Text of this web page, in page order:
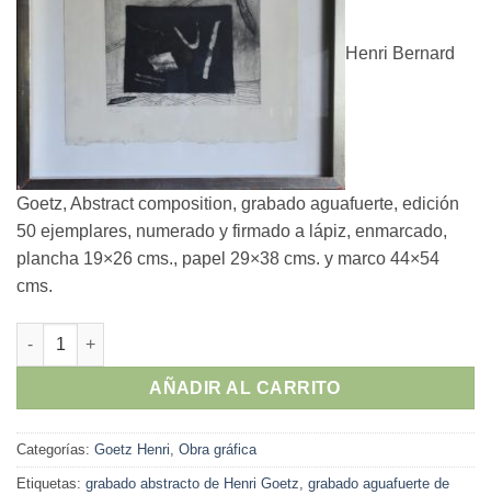
Henri Bernard
Goetz, Abstract composition, grabado aguafuerte, edición
50 ejemplares, numerado y firmado a lápiz, enmarcado,
plancha 19×26 cms., papel 29×38 cms. y marco 44×54
cms.
Henri Bernard Goetz - "Abstract composition"grabado
AÑADIR AL CARRITO
Categorías: Goetz Henri Obra gráfica
Etiquetas: grabado abstracto de Henri Goetz grabado aguafuerte de